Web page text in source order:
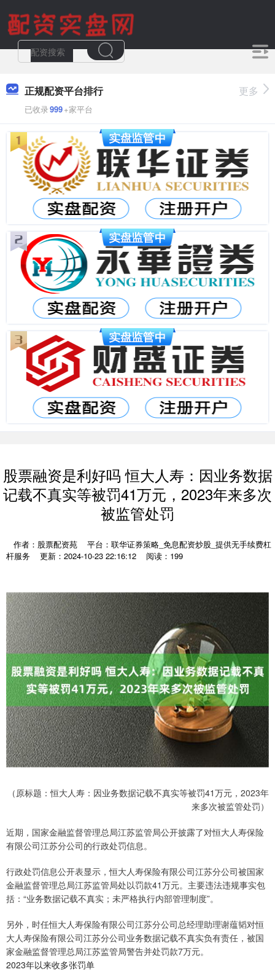
正规配资平台排行
已收录999+家平台
更多
股票融资是利好吗 恒大人寿：因业务数据
记载不真实等被罚41万元，2023年来多次
被监管处罚
作者：股票配资苑
平台：联华证券策略_免息配资炒股_提供无手续费杠
杆服务
更新：2024-10-23 22:16:12 阅读：199
（原标题：恒大人寿：因业务数据记载不真实等被罚41万元，2023年
来多次被监管处罚）
近期，国家金融监督管理总局江苏监管局公开披露了对恒大人寿保险
有限公司江苏分公司的行政处罚信息。
行政处罚信息公开表显示，恒大人寿保险有限公司江苏分公司被国家
金融监督管理总局江苏监管局处以罚款41万元。主要违法违规事实包
括：“业务数据记载不真实；未严格执行内部管理制度”。
另外，时任恒大人寿保险有限公司江苏分公司总经理助理谢蕴韬对恒
大人寿保险有限公司江苏分公司业务数据记载不真实负有责任，被国
家金融监督管理总局江苏监管局警告并处罚款7万元。
2023年以来收多张罚单